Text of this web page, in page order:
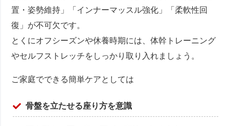
置・姿勢維持」「インナーマッスル強化」「柔軟性回
復」が不可欠です。
とくにオフシーズンや休養時期には、体幹トレーニング
やセルフストレッチをしっかり取り入れましょう。
ご家庭でできる簡単ケアとしては
骨盤を立たせる座り方を意識